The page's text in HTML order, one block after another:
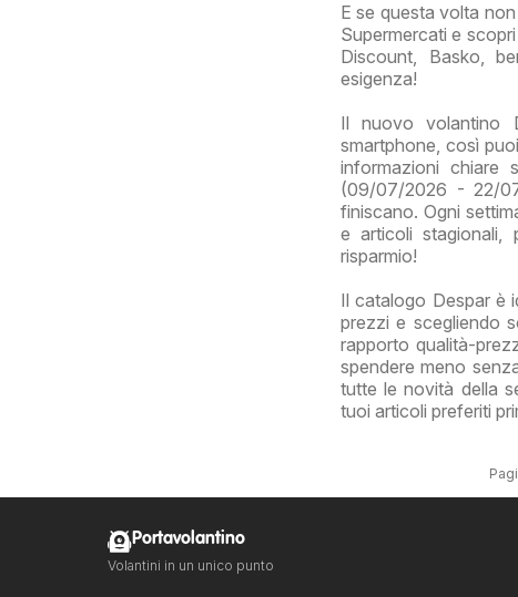
E se questa volta
Supermercati e
Discount, Basko,
esigenza!
Il nuovo volantino
smartphone, così
informazioni
(09/07/2026 - 22/
finiscano. Ogni
e articoli stagionali,
risparmio!
Il catalogo Despar è
prezzi e scegliendo
rapporto qualità-
spendere meno
tutte le novità della
tuoi articoli preferiti
Portavolantino
Volantini in un unico punto